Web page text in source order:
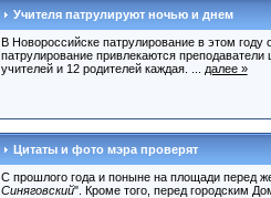
Учителя патрулируют ночью и днем
В Новороссийске патрулирование в этом году
патрулирование привлекаются
учителей и 12 родителей каждая. ...
далее »
Цитаты и фото мэра проверят
С прошлого года и поныне на площади перед
Синяговский". Кроме того, перед городским